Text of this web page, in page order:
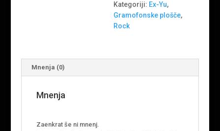
Kategoriji: Ex-Yu,
Gramofonske plošče,
Rock
Mnenja (0)
Mnenja
Zaenkrat še ni mnenj.